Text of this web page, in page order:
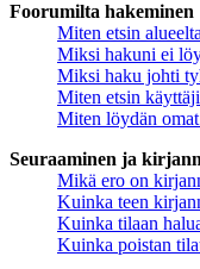
Foorumilta hakeminen
Miten etsin
Miksi hakuni ei
Miksi haku johti
Miten etsin
Miten löydän
Seuraaminen ja
Mikä ero on
Kuinka teen
Kuinka tilaan
Kuinka poistan